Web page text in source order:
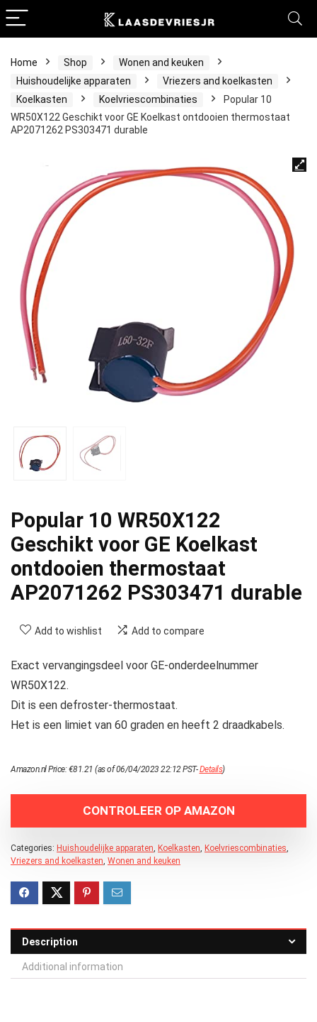
Home Shop
Wonen and keuken
Huishoudelijke apparaten
Vriezers and koelkasten
Koelkasten
Koelvriescombinaties
Popular 10
WR50X122 Geschikt voor GE Koelkast ontdooien thermostaat
AP2071262 PS303471 durable
Popular 10 WR50X122
Geschikt voor GE Koelkast
ontdooien thermostaat
AP2071262 PS303471 durable
Add to wishlist Add to compare
Exact vervangingsdeel voor GE-onderdeelnummer
WR50X122.
Dit is een defroster-thermostaat.
Het is een limiet van 60 graden en heeft 2 draadkabels.
Amazon.nl Price:€81.21 (as of 06/04/2023 22:12 PST-Details)
CONTROLEER OP AMAZON
Categories: Huishoudelijke apparaten, Koelkasten, Koelvriescombinaties,
Vriezers and koelkasten, Wonen and keuken
Description
Additional information